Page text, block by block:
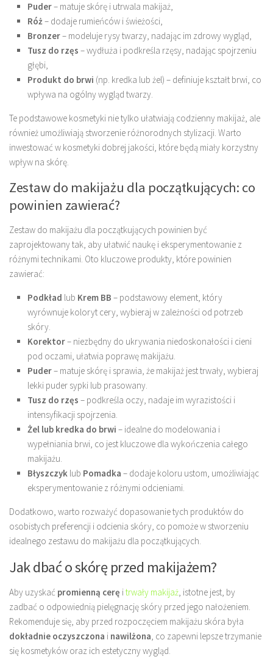
Puder– matuje skórę i utrwala makijaż,
Róż– dodaje rumieńców i świeżości,
Bronzer– modeluje rysy twarzy, nadając im zdrowy wygląd,
Tusz do rzęs – wydłuża i podkreśla rzęsy, nadając spojrzeniu
głębi,
Produkt do brwi (np. kredka lub żel) – definiuje kształt brwi, co
wpływa na ogólny wygląd twarzy.
Te podstawowe kosmetyki nie tylko ułatwiają codzienny makijaż, ale
również umożliwiają stworzenie różnorodnych stylizacji. Warto
inwestować w kosmetyki dobrej jakości, które będą miały korzystny
wpływ na skórę.
Zestaw do makijażu dla początkujących: co
powinien zawierać?
Zestaw do makijażu dla początkujących powinien być
zaprojektowany tak, aby ułatwić naukę i eksperymentowanie z
różnymi technikami. Oto kluczowe produkty, które powinien
zawierać:
Podkład lub Krem BB – podstawowy element, który
wyrównuje koloryt cery, wybieraj w zależności od potrzeb
skóry.
Korektor– niezbędny do ukrywania niedoskonałości i cieni
pod oczami, ułatwia poprawę makijażu.
Puder– matuje skórę i sprawia, że makijaż jest trwały, wybieraj
lekki puder sypki lub prasowany.
Tusz do rzęs – podkreśla oczy, nadaje im wyrazistości i
intensyfikacji spojrzenia.
Żel lub kredka do brwi – idealne do modelowania i
wypełniania brwi, co jest kluczowe dla wykończenia całego
makijażu.
Błyszczyk lub Pomadka – dodaje koloru ustom, umożliwiając
eksperymentowanie z różnymi odcieniami.
Dodatkowo, warto rozważyć dopasowanie tych produktów do
osobistych preferencji i odcienia skóry, co pomoże w stworzeniu
idealnego zestawu do makijażu dla początkujących.
Jak dbać o skórę przed makijażem?
Aby uzyskać promienną cerę itrwały makijaż, istotne jest, by
zadbać o odpowiednią pielęgnację skóry przed jego nałożeniem.
Rekomenduje się, aby przed rozpoczęciem makijażu skóra była
dokładnie oczyszczona i nawilżona, co zapewni lepsze trzymanie
się kosmetyków oraz ich estetyczny wygląd.